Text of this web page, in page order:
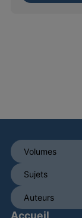
Accueil